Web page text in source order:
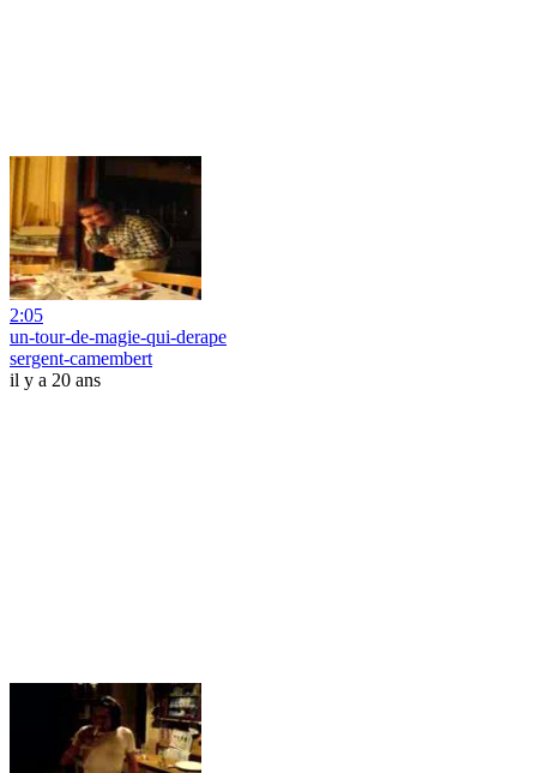
2:05
un-tour-de-magie-qui-derape
sergent-camembert
il y a 20 ans